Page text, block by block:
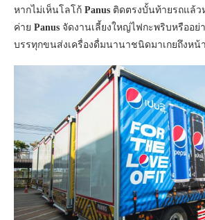
หากไม่เห็นโลโก้ Panus ติดตรงบั้นท้ายรถแล้
ค่าย Panus จัดงานเลี้ยงใหญ่ไฟกะพริบหรืออย่
บรรทุกขนส่งเครื่องดื่มนานาชนิดมาเกยถึงหน้